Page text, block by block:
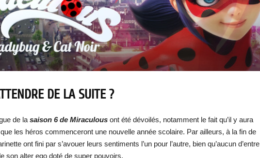
DE LA SUITE ?
de la saison 6 de Miraculous ont été dévoilés, notamment le fait qu’il y aura
les héros commenceront une nouvelle année scolaire. Par ailleurs, à la fin de
ont fini par s’avouer leurs sentiments l’un pour l’autre, bien qu’aucun d’entre
son alter ego doté de super pouvoirs.